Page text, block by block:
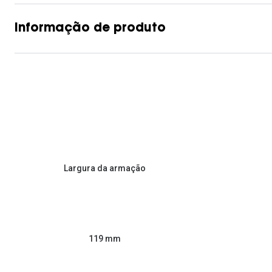
Informação de produto
Largura da armação
119 mm